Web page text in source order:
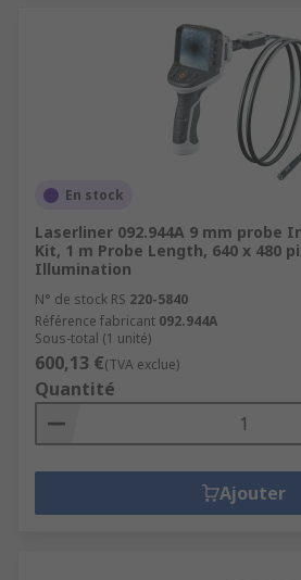
En stock
Laserliner 092.944A 9 mm probe
Kit, 1 m Probe Length, 640 x 480
Illumination
N° de stock RS 220-5840
Référence fabricant 092.944A
Sous-total (1 unité)
600,13 €(TVA exclue)
Quantité
Ajouter